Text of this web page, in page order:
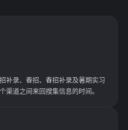
补录、春招、春招补录及暑期实习
渠道之间来回搜集信息的时间。